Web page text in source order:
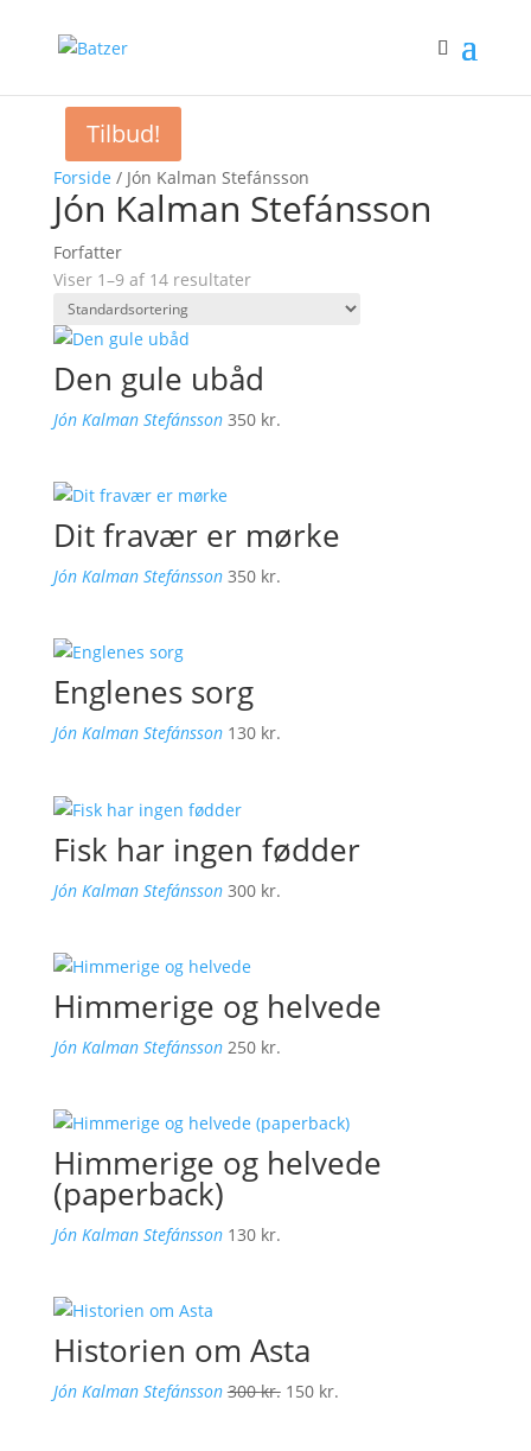
Forside / Jón Kalman Stefánsson
Jón Kalman Stefánsson
Forfatter
Viser 1–9 af 14 resultater
Den gule ubåd
Jón Kalman Stefánsson 350 kr.
Dit fravær er mørke
Jón Kalman Stefánsson 350 kr.
Englenes sorg
Jón Kalman Stefánsson 130 kr.
Fisk har ingen fødder
Jón Kalman Stefánsson 300 kr.
Himmerige og helvede
Jón Kalman Stefánsson 250 kr.
Himmerige og helvede
(paperback)
Jón Kalman Stefánsson 130 kr.
Tilbud!
Historien om Asta
Jón Kalman Stefánsson 300kr. Den
150 kr.Den